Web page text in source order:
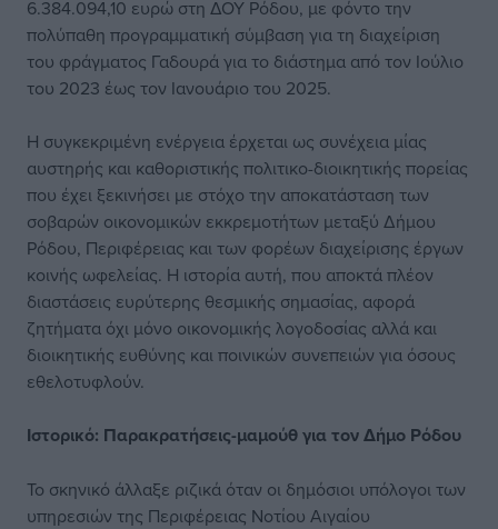
6.384.094,10 ευρώ στη ΔΟΥ Ρόδου, με φόντο την
πολύπαθη προγραμματική σύμβαση για τη διαχείριση
του φράγματος Γαδουρά για το διάστημα από τον Ιούλιο
του 2023 έως τον Ιανουάριο του 2025.
Η συγκεκριμένη ενέργεια έρχεται ως συνέχεια μίας
αυστηρής και καθοριστικής πολιτικο-διοικητικής πορείας
που έχει ξεκινήσει με στόχο την αποκατάσταση των
σοβαρών οικονομικών εκκρεμοτήτων μεταξύ Δήμου
Ρόδου, Περιφέρειας και των φορέων διαχείρισης έργων
κοινής ωφελείας. Η ιστορία αυτή, που αποκτά πλέον
διαστάσεις ευρύτερης θεσμικής σημασίας, αφορά
ζητήματα όχι μόνο οικονομικής λογοδοσίας αλλά και
διοικητικής ευθύνης και ποινικών συνεπειών για όσους
εθελοτυφλούν.
Ιστορικό: Παρακρατήσεις-μαμούθ για τον Δήμο Ρόδου
Το σκηνικό άλλαξε ριζικά όταν οι δημόσιοι υπόλογοι των
υπηρεσιών της Περιφέρειας Νοτίου Αιγαίου